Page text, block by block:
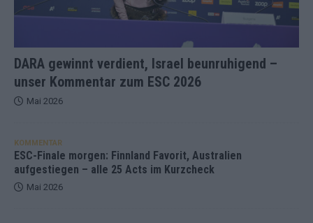
DARA gewinnt verdient, Israel beunruhigend –
unser Kommentar zum ESC 2026
Mai 2026
KOMMENTAR
ESC-Finale morgen: Finnland Favorit, Australien
aufgestiegen – alle 25 Acts im Kurzcheck
Mai 2026